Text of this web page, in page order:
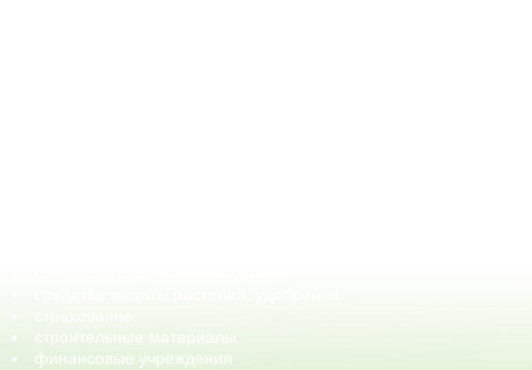
строительные материалы
финансовые учреждения